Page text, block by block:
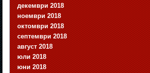
декември 2018
ноември 2018
октомври 2018
септември 2018
август 2018
юли 2018
юни 2018